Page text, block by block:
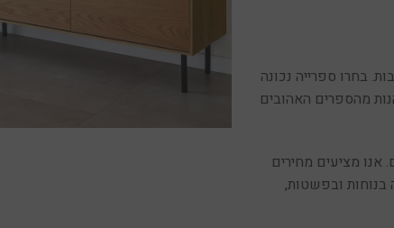
בחרו ספרייה נכונה
מהספרים האהובים
אנו מציעים מחירים
בנוחות ובפשטות,